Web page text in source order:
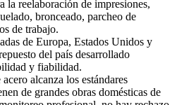
la reelaboración de impresiones,
bronceado, parcheo de
de trabajo.
de Europa, Estados Unidos y
del país desarrollado
y fiabilidad.
alcanza los estándares
de grandes obras domésticas de